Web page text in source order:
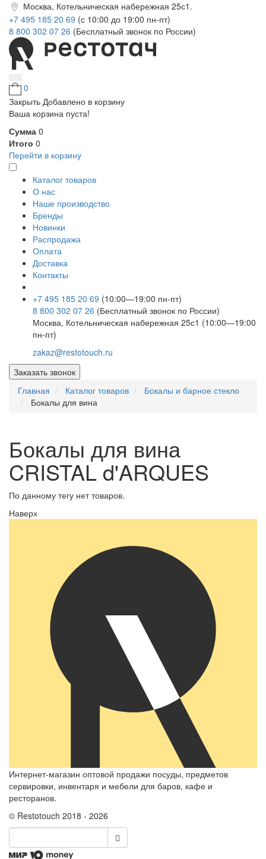
Москва, Котельническая набережная 25с1.
+7 495 185 20 69 (с 10:00 до 19:00 пн-пт)
8 800 302 07 26 (Бесплатный звонок по России)
0
Закрыть Добавлено в корзину
Ваша корзина пуста!
Сумма 0
Итого 0
Перейти в корзину
Каталог товаров
О нас
Наше производство
Бренды
Новинки
Распродажа
Оплата
Доставка
Контакты
+7 495 185 20 69 (10:00—19:00 пн-пт)
8 800 302 07 26 (Бесплатный звонок по России)
Москва, Котельническая набережная 25с1 (10:00—19:00
пн-пт)
zakaz@restotouch.ru
Заказать звонок
Главная
Каталог товаров
Бокалы и барное стекло
Бокалы для вина
Бокалы для вина
CRISTAL d'ARQUES
По данному тегу нет товаров.
Наверх
Интернет-магазин оптовой продажи посуды, предметов
сервировки, инвентаря и мебели для баров, кафе и
ресторанов.
© Restotouch 2018 - 2026